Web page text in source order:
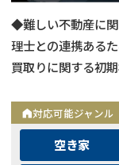
◆難しい不動産に
理士との連携ある
買取りに関する初
対応可能ジャンル
空き家